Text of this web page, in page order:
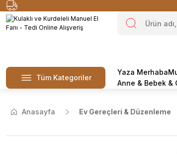
Tüm Kategoriler
Yaza Merhaba
Anne & Bebek &
Anasayfa Ev Gereçleri & Düzenleme